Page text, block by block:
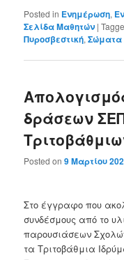
Posted in Ενημέρωση,
Σελίδα Μαθητών |
Πυροσβεστική,
δράσεων
Posted on9 Μαρτίου
Στο έγγραφο που
συνδέσμους από το
παρουσιάσεων
τα Τριτοβάθμια